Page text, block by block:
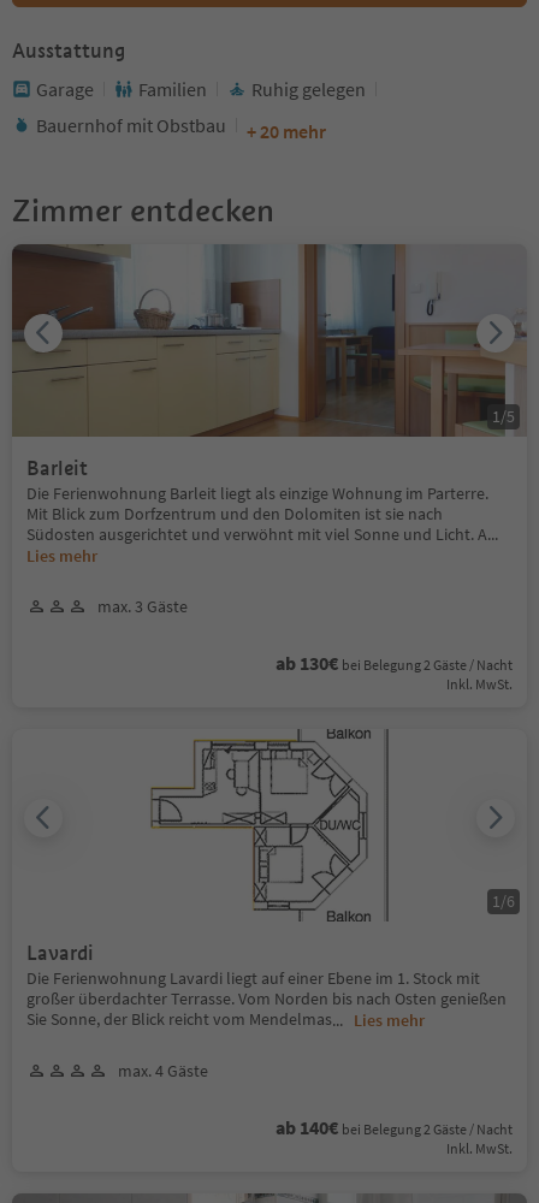
Ausstattung
Garage Familien
Ruhig gelegen
Bauernhof mit Obstbau
+ 20 mehr
Zimmer entdecken
Barleit
Die Ferienwohnung Barleit liegt als einzige Wohnung im Parterre.
Mit Blick zum Dorfzentrum und den Dolomiten ist sie nach
Südosten ausgerichtet und verwöhnt mit viel Sonne und Licht. A...
Lies mehr
max. 3 Gäste
ab 130€ bei Belegung 2 Gäste / Nacht
Inkl. MwSt.
1/5
Lavardi
Die Ferienwohnung Lavardi liegt auf einer Ebene im 1. Stock mit
großer überdachter Terrasse. Vom Norden bis nach Osten genießen
Sie Sonne, der Blick reicht vom Mendelmas... Lies mehr
max. 4 Gäste
ab 140€ bei Belegung 2 Gäste / Nacht
Inkl. MwSt.
1 /6